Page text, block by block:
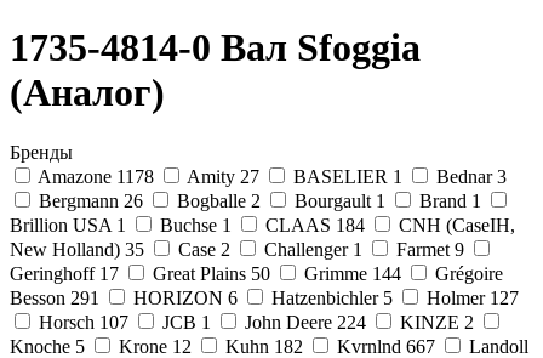
1735-4814-0 Вал Sfoggia
(Аналог)
Бренды
Amazone 1178 Amity 27 BASELIER 1 Bednar 3
Bergmann 26 Bogballe 2 Bourgault 1 Brand 1
Brillion USA 1 Buchse 1 CLAAS 184
CNH (CaseIH,
New Holland) 35 Case 2 Challenger 1 Farmet 9
Geringhoff 17 Great Plains 50 Grimme 144
Grégoire
Besson 291 HORIZON 6 Hatzenbichler 5 Holmer 127
Horsch 107 JCB 1 John Deere 224 KINZE 2
Knoche 5 Krone 12 Kuhn 182 Kvrnlnd 667
Landoll